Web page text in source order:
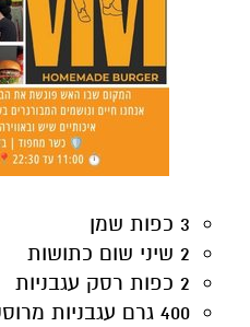
3 כפות שמן
2 שיני שום כתושות
2 כפות רסק עגבניות
400 גרם עגבניות מרוסקות